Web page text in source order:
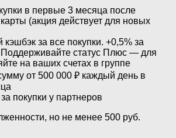
в первые 3 месяца после
(акция действует для новых
кэшбэк за все покупки. +0,5% за
статус Плюс — для
на ваших счетах в группе
от 500 000 ₽ каждый день в
покупки у партнеров
но не менее 500 руб.